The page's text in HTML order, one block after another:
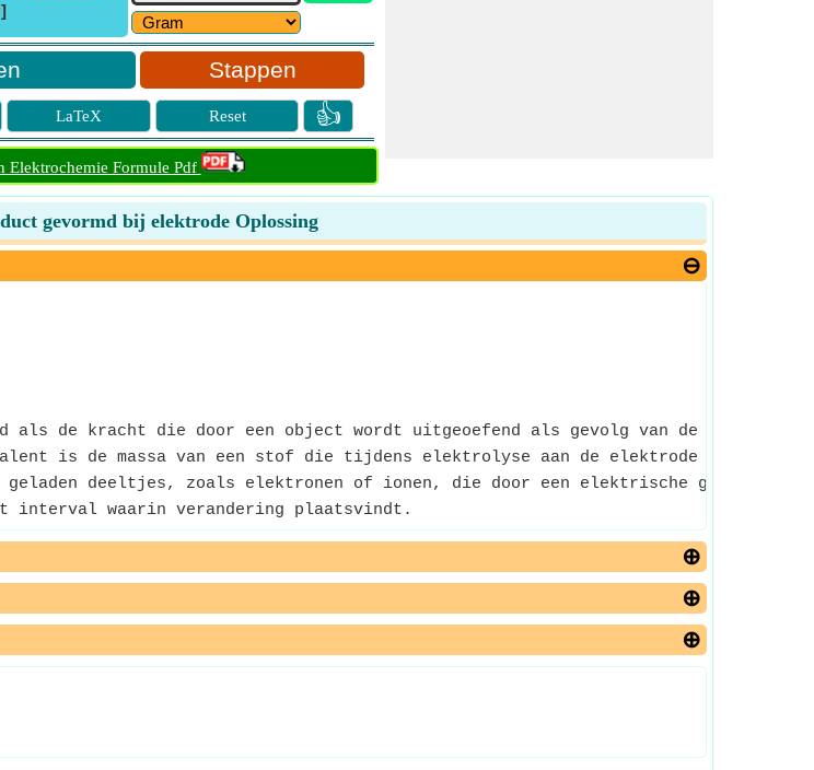
Stappen
LaTeX Reset 👍
Elektrochemie Formule Pdf
gevormd bij elektrode Oplossing
als de kracht die door een object wordt uitgeoefend als gevolg van de
is de massa van een stof die tijdens elektrolyse aan de elektrode wordt
geladen deeltjes, zoals elektronen of ionen, die door een elektrische geleider of
waarin verandering plaatsvindt.